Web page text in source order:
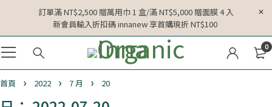
訂單滿 NT$2,500 贈萬用巾 1 盒/滿 NT$5,000 贈面膜 4 入
新會員輸入折扣碼 innanew 享首購現折 NT$100
0
首頁 2022 7 月 20